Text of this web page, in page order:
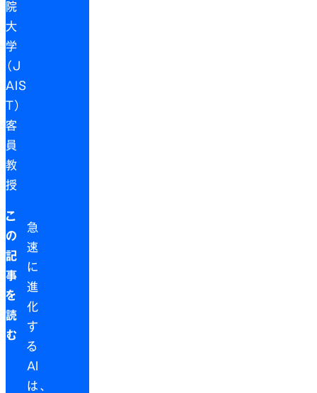
院
大
学
（J
AIS
T）
客
員
教
授
急
速
に
進
化
す
る
AI
は、
こ
の
記
事
を
読
む